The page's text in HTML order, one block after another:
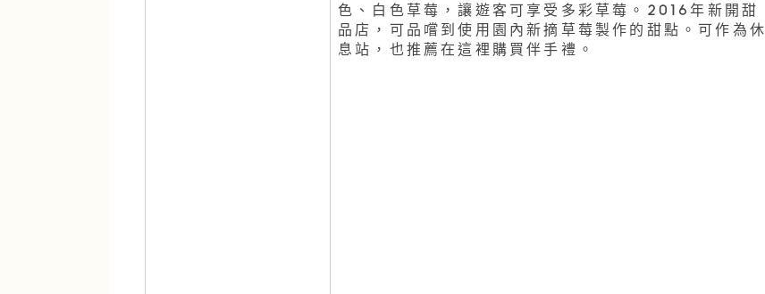
色、白色草莓，讓遊客可享受多彩草莓。2016年新開甜
品店，可品嚐到使用園內新摘草莓製作的甜點。可作為休
息站，也推薦在這裡購買伴手禮。